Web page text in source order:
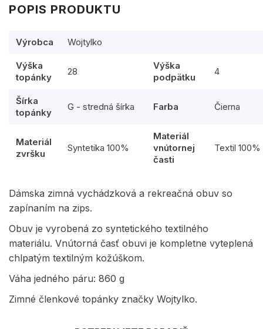
POPIS PRODUKTU
Výrobca Wojtylko
Výška
topánky
28
Výška
podpätku
4
Šírka
topánky
G - stredná šírka Farba Čierna
Materiál
zvršku
Syntetika 100%
Materiál
vnútornej
časti
Textil 100%
Dámska zimná vychádzková a rekreačná obuv so
zapínaním na zips.
Obuv je vyrobená zo syntetického textilného
materiálu. Vnútorná časť obuvi je kompletne vyteplená
chlpatým textilným kožúškom.
Váha jedného páru: 860 g
Zimné členkové topánky značky Wojtylko.